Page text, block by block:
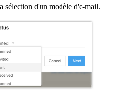
sélection d'un modèle d'e-mail.